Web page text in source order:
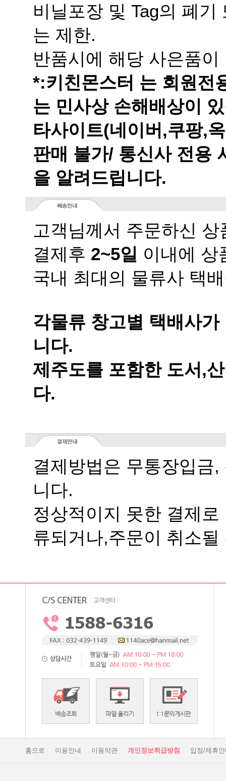
는 제한.
반품시에 해당 사은품
는 민사상 손해배상이
을 알려드립니다.
고객님께서 주문하신
결제후 2~5일 이내에 상
국내 최대의 물류사 택
니다.
다.
니다.
류되거나,주문이 취소될
홈으로 이용안내 이용약관 개인정보취급방침 입점/제휴